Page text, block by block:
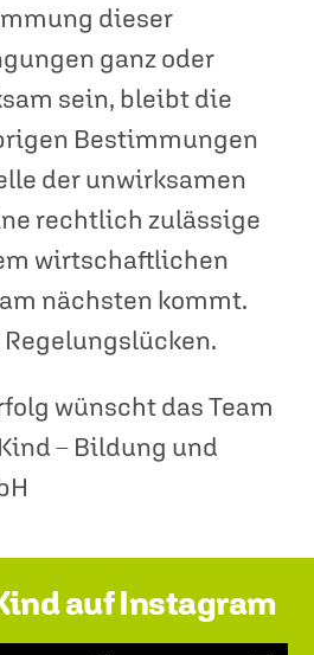
dieser
ganz oder
sein, bleibt die
Bestimmungen
der unwirksamen
rechtlich zulässige
wirtschaftlichen
nächsten kommt.
wünscht das Team
– Bildung und
auf Instagram